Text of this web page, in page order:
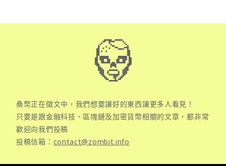
桑幣正在徵文中，我們想要讓好的東西讓更多人看見！
只要是跟金融科技、區塊鏈及加密貨幣相關的文章，都非常
歡迎向我們投稿
投稿信箱： contact@zombit.info